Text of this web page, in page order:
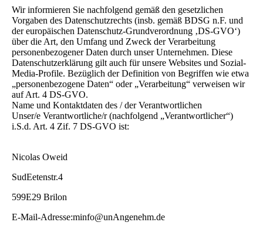
Wir informieren Sie nachfolgend gemäß den gesetzlichen
Vorgaben des Datenschutzrechts (insb. gemäß BDSG n.F. und
der europäischen Datenschutz-Grundverordnung ‚DS-GVO‘)
über die Art, den Umfang und Zweck der Verarbeitung
personenbezogener Daten durch unser Unternehmen. Diese
Datenschutzerklärung gilt auch für unsere Websites und Sozial-
Media-Profile. Bezüglich der Definition von Begriffen wie etwa
„personenbezogene Daten“ oder „Verarbeitung“ verweisen wir
auf Art. 4 DS-GVO.
Name und Kontaktdaten des / der Verantwortlichen
Unser/e Verantwortliche/r (nachfolgend „Verantwortlicher“)
i.S.d. Art. 4 Zif. 7 DS-GVO ist:
Nicolas Oweid
SudEetenstr.4
599E29 Brilon
E-Mail-Adresse:minfo@unAngenehm.de